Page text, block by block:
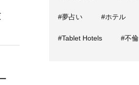
#夢占い #ホテル
#Tablet Hotels #不倫